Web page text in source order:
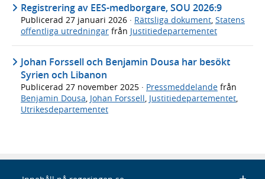
Registrering av EES-medborgare, SOU 2026:9
Publicerad 27 januari 2026 · Rättsliga dokument, Statens
offentliga utredningar från Justitiedepartementet
Johan Forssell och Benjamin Dousa har besökt
Syrien och Libanon
Publicerad 27 november 2025 · Pressmeddelande från
Benjamin Dousa Johan Forssell Justitiedepartementet
Utrikesdepartementet